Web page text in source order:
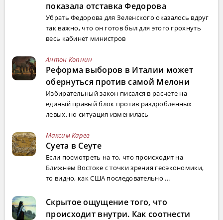
показала отставка Федорова
Убрать Федорова для Зеленского оказалось вдруг
так важно, что он готов был для этого грохнуть
весь кабинет министров
Антон Копнин
Реформа выборов в Италии может
обернуться против самой Мелони
Избирательный закон писался в расчете на
единый правый блок против раздробленных
левых, но ситуация изменилась
Максим Карев
Суета в Сеуте
Если посмотреть на то, что происходит на
Ближнем Востоке с точки зрения геоэкономики,
то видно, как США последовательно ...
Скрытое ощущение того, что
происходит внутри. Как соотнести